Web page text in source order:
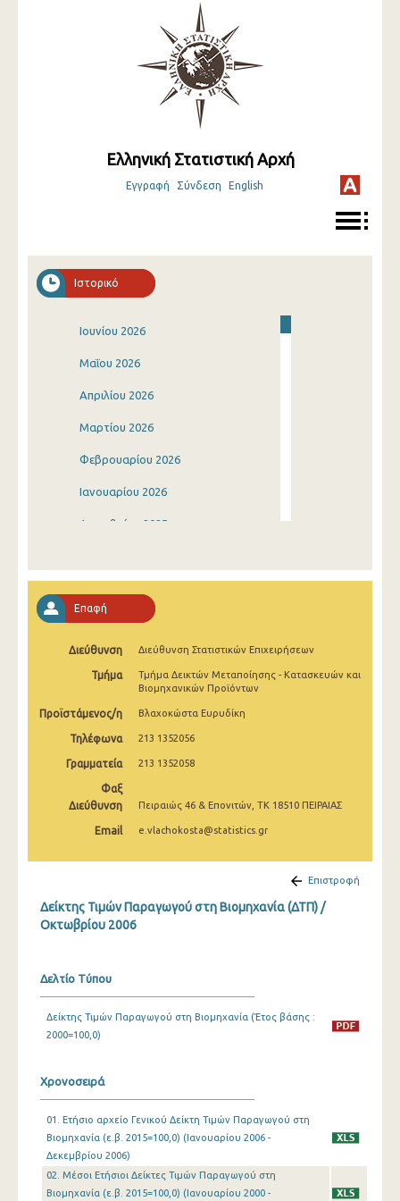
Ελληνική Στατιστική Αρχή
Εγγραφή Σύνδεση English
Ιστορικό
Ιουνίου 2026
Μαΐου 2026
Απριλίου 2026
Μαρτίου 2026
Φεβρουαρίου 2026
Ιανουαρίου 2026
Δεκεμβρίου 2025
Σεπτεμβρίου 2025
Αυγούστου 2025
Ιουλίου 2025
Ιουνίου 2025
Απριλίου 2025
Μαρτίου 2025
Δεκεμβρίου 2024
Οκτωβρίου 2024
Αυγούστου 2024
Ιουνίου 2024
Μαΐου 2024
Απριλίου 2024
Επαφή
Διεύθυνση Διεύθυνση Στατιστικών Επιχειρήσεων
Τμήμα
Τμήμα Δεικτών Μεταποίησης - Κατασκευών και
Βιομηχανικών Προϊόντων
Προϊστάμενος/η Βλαχοκώστα Ευρυδίκη
Τηλέφωνα 213 1352056
Γραμματεία 213 1352058
Φαξ
Διεύθυνση
Πειραιώς 46 & Επονιτών, ΤΚ 18510 ΠΕΙΡΑΙΑΣ
Email e.vlachokosta@statistics.gr
Επιστροφή
Δείκτης Τιμών Παραγωγού στη Βιομηχανία (ΔΤΠ) /
Οκτωβρίου 2006
Δελτίο Τύπου
Δείκτης Τιμών Παραγωγού στη Βιομηχανία (Έτος βάσης :
2000=100,0)
Χρονοσειρά
01. Ετήσιο αρχείο Γενικού Δείκτη Τιμών Παραγωγού στη
Βιομηχανία (ε.β. 2015=100,0) (Ιανουαρίου 2006 -
Δεκεμβρίου 2006)
02. Μέσοι Ετήσιοι Δείκτες Τιμών Παραγωγού στη
Βιομηχανία (ε.β. 2015=100,0) (Ιανουαρίου 2000 -